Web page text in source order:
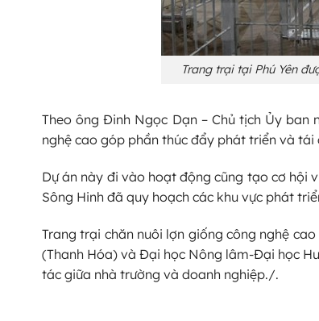
Trang trại tại Phú Yên
Theo ông Đinh Ngọc Dạn – Chủ tịch Ủy ban
nghệ cao góp phần thúc đẩy phát triển và
Dự án này đi vào hoạt động cũng tạo cơ hội
Sông Hinh đã quy hoạch các khu vực phát
Trang trại chăn nuôi lợn giống công nghệ
(Thanh Hóa) và Đại học Nông lâm-Đại học
tác giữa nhà trường và doanh nghiệp./.